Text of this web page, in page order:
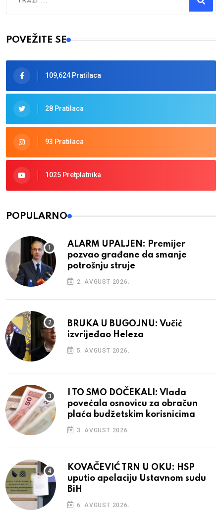
Type 2 or more characters for results.
POVEŽITE SE
109,624 Pratilaca
28 Pratilaca
93 Pratilaca
1025 Pretplatnika
POPULARNO
ALARM UPALJEN: Premijer
pozvao građane da smanje
potrošnju struje
2. AVGUST 2026.
BRUKA U BUGOJNU: Vučić
izvrijeđao Heleza
5. AVGUST 2026.
I TO SMO DOČEKALI: Vlada
povećala osnovicu za obračun
plaća budžetskim korisnicima
3. AVGUST 2026.
KOVAČEVIĆ TRN U OKU: HSP
uputio apelaciju Ustavnom sudu
BiH
6. AVGUST 2026.